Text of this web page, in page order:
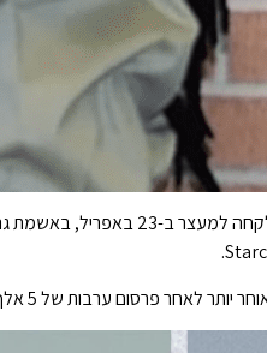
חשש שהיא חזרה להתנהגויות העברייניות הקודמות שלה.
יותר לאחר פרסום ערבות של 5 אלף דולר.